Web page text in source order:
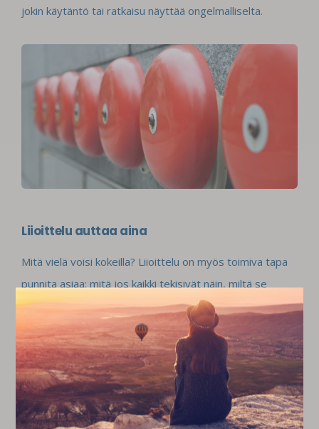
jokin käytäntö tai ratkaisu näyttää ongelmalliselta.
Liioittelu auttaa aina
Mitä vielä voisi kokeilla? Liioittelu on myös toimiva tapa
punnita asiaa: mitä jos kaikki tekisivät näin, miltä se
näyttäisi ja miten se toimisi? Immanuel Kant on esittänyt
ajatuksen, että ihmisen pitäisi aina toimia niin, että se
voisi muodostua yleiseksi laiksi. Tätä ajatusta voi
testata eri kokoisiin kysymyksiin. Mitä, jos kaikki
autoteollisuus olisi yhden omistajan omistuksessa? Mitä,
jos kaikki media olisi italialaista? Mitä, jos kaikki